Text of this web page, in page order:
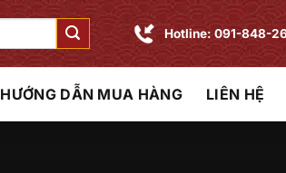
Hotline: 091-848-
HƯỚNG DẪN MUA HÀNG LIÊN HỆ